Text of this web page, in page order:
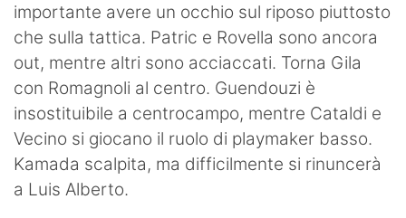
importante avere un occhio sul riposo piuttosto
che sulla tattica. Patric e Rovella sono ancora
out, mentre altri sono acciaccati. Torna Gila
con Romagnoli al centro. Guendouzi è
insostituibile a centrocampo, mentre Cataldi e
Vecino si giocano il ruolo di playmaker basso.
Kamada scalpita, ma difficilmente si rinuncerà
a Luis Alberto.